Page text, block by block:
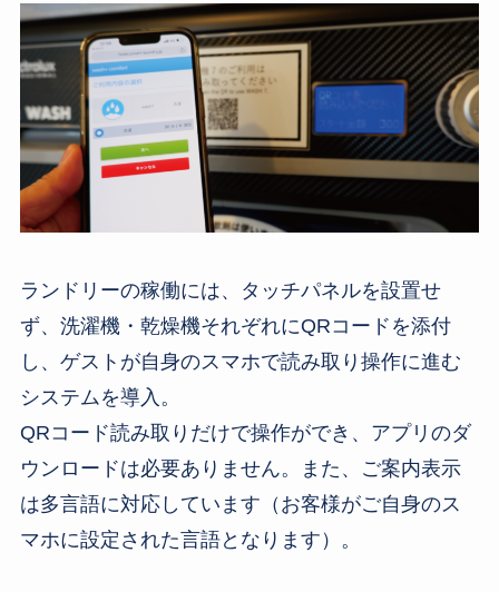
ランドリーの稼働には、タッチパネルを設置せ
ず、洗濯機・乾燥機それぞれにQRコードを添付
し、ゲストが自身のスマホで読み取り操作に進む
システムを導入。
QRコード読み取りだけで操作ができ、アプリのダ
ウンロードは必要ありません。また、ご案内表示
は多言語に対応しています（お客様がご自身のス
マホに設定された言語となります）。